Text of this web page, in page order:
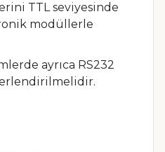
TTL seviyesinde
modüllerle
ayrıca RS232